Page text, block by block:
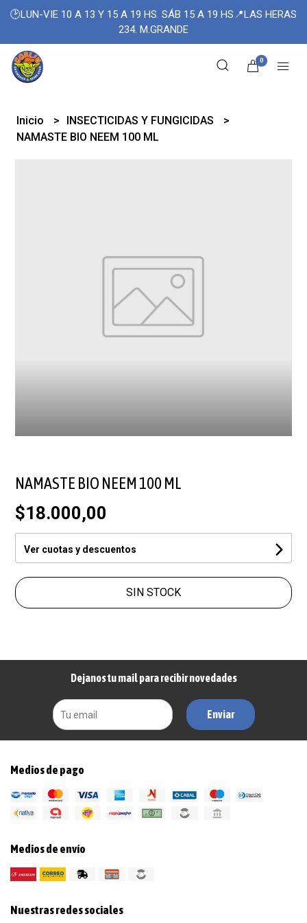
🕑LUN-VIE 10 A 13 Y 15 A 19 HS. SÁB 15 A 19 HS📍LAS HERAS
234. M.GRANDE
0
Inicio
INSECTICIDAS Y FUNGICIDAS
NAMASTE BIO NEEM 100 ML
NAMASTE BIO NEEM 100 ML
$18.000,00
Ver cuotas y descuentos
SIN STOCK
Dejanos tu mail para recibir novedades
Enviar
Medios de pago
Medios de envío
Nuestras redes sociales